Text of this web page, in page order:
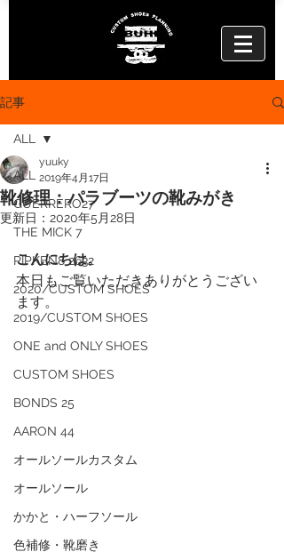
記事
ALL
GUERRERO27
THE MICK 7
RIPKEN8 2632
2020/CUSTOM SHOES
2019/CUSTOM SHOES
ONE and ONLY SHOES
CUSTOM SHOES
BONDS 25
AARON 44
オールソールカスタム
オールソール
かかと・ハーフソール
色補修・靴磨き
ALL
靴修理：パラブーツの靴みがき
yuuky
2019年4月17日
更新日： 2020年5月28日
こんにちは。
本日もご覧いただきありがとうござい
ます。